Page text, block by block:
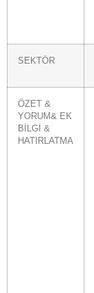
SEKTÖR
ÖZET &
YORUM& EK
BİLGİ
&
HATIRLATMA